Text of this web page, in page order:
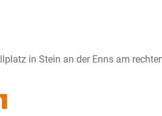
in Stein an der Enns am